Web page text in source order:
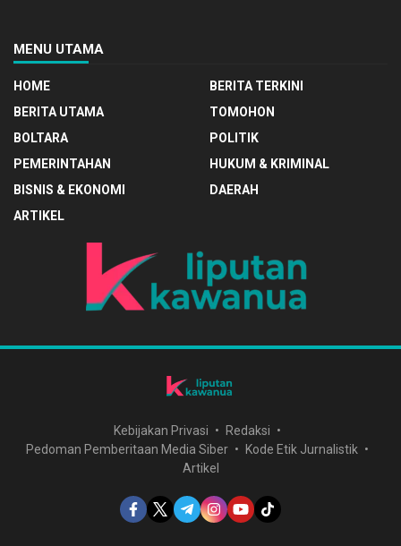
MENU UTAMA
HOME
BERITA TERKINI
BERITA UTAMA
TOMOHON
BOLTARA
POLITIK
PEMERINTAHAN
HUKUM & KRIMINAL
BISNIS & EKONOMI
DAERAH
ARTIKEL
Kebijakan Privasi
Redaksi
Pedoman Pemberitaan Media Siber
Kode Etik Jurnalistik
Artikel